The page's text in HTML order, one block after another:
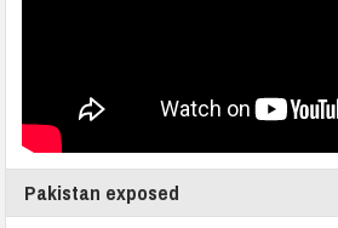
Pakistan exposed